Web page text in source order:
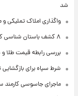
شد
واگذاری املاک تملیکی و
۸ کشف باستان شناسی که علم هنوز توضیحی برای آنها ندارد+ تصاویر
بررسی رابطه قیمت طلا و
شرط سپاه برای بازگشایی
ماجرای جاسوسی کارمند